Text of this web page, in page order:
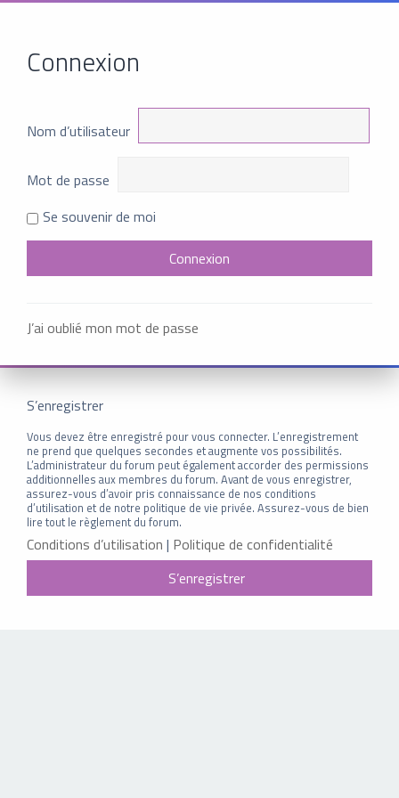
Connexion
Nom d’utilisateur
Mot de passe
Se souvenir de moi
J’ai oublié mon mot de passe
S’enregistrer
Vous devez être enregistré pour vous connecter. L’enregistrement
ne prend que quelques secondes et augmente vos possibilités.
L’administrateur du forum peut également accorder des permissions
additionnelles aux membres du forum. Avant de vous enregistrer,
assurez-vous d’avoir pris connaissance de nos conditions
d’utilisation et de notre politique de vie privée. Assurez-vous de bien
lire tout le règlement du forum.
Conditions d’utilisation | Politique de confidentialité
S’enregistrer